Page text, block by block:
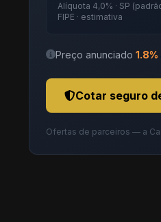
Alíquota 4,0% · SP
FIPE · estimativa
Preço anunciado
Cotar seguro
Ofertas de parceiros — a